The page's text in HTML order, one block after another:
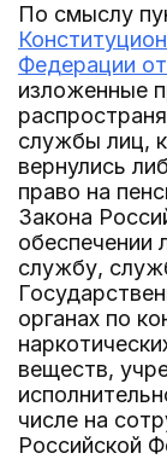
По смыслу
Федерации
изложенные
службы лиц,
вернулись
право на
Закона
обеспечении
службу,
органах по
веществ,
числе на
Российской